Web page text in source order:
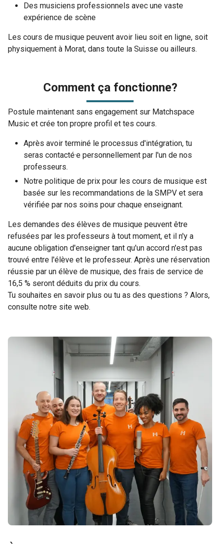
Des musiciens professionnels avec une vaste
expérience de scène
Les cours de musique peuvent avoir lieu soit en ligne, soit
physiquement à Morat, dans toute la Suisse ou ailleurs.
Comment ça fonctionne?
Postule maintenant sans engagement sur Matchspace
Music et crée ton propre profil et tes cours.
Après avoir terminé le processus d'intégration, tu
seras contacté·e personnellement par l'un de nos
professeurs.
Notre politique de prix pour les cours de musique est
basée sur les recommandations de la SMPV et sera
vérifiée par nos soins pour chaque enseignant.
Les demandes des élèves de musique peuvent être
refusées par les professeurs à tout moment, et il n'y a
aucune obligation d'enseigner tant qu'un accord n'est pas
trouvé entre l'élève et le professeur. Après une réservation
réussie par un élève de musique, des frais de service de
16,5 % seront déduits du prix du cours.
Tu souhaites en savoir plus ou tu as des questions ? Alors,
consulte notre site web.